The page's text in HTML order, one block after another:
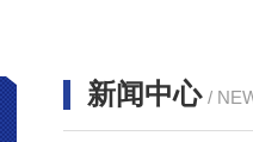
新闻中心 /